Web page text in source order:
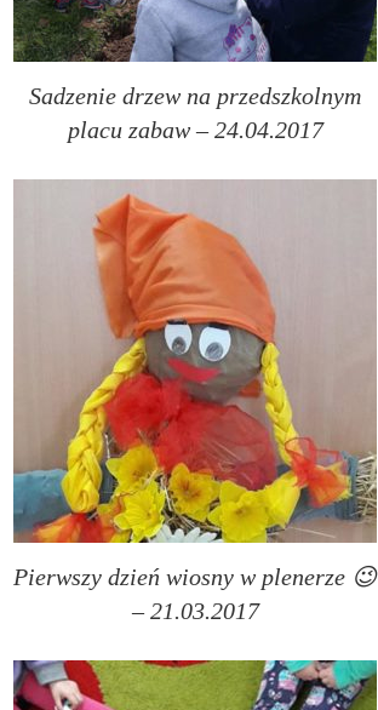
Sadzenie drzew na przedszkolnym
placu zabaw – 24.04.2017
Pierwszy dzień wiosny w plenerze 😉
– 21.03.2017